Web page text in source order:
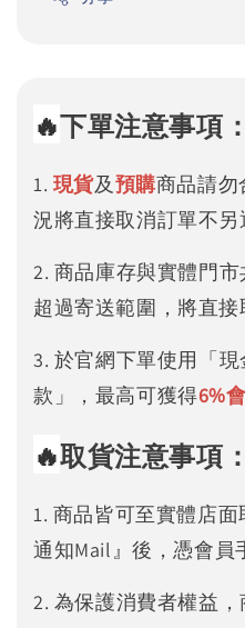
🔥下單注意事項：
1. 現貨及預購商品請勿
況將直接取消訂單不另
2. 商品庫存與實體門
超過寄送範圍，將直接
3. 於官網下單使用「
款」，最高可獲得6%
🔥取貨注意事項：
1. 商品皆可至實體店
通知Mail』後，憑會員
2. 為保護消費者權益，